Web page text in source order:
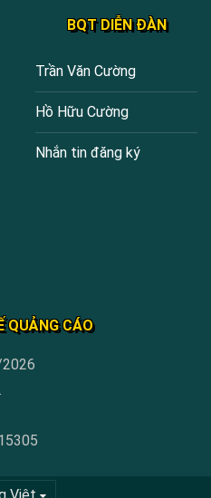
BQT DIỄN ĐÀN
Trần Văn Cường
Hồ Hữu Cường
Nhắn tin đăng ký
QUẢNG CÁO